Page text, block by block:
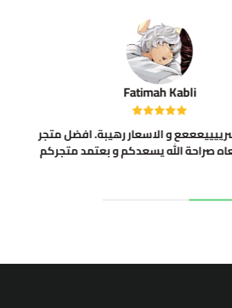
Fatimah Kabli
و الاسعار رهيبة. افضل متجر
صراحة الله يسعدكم و بعتمد متجركم